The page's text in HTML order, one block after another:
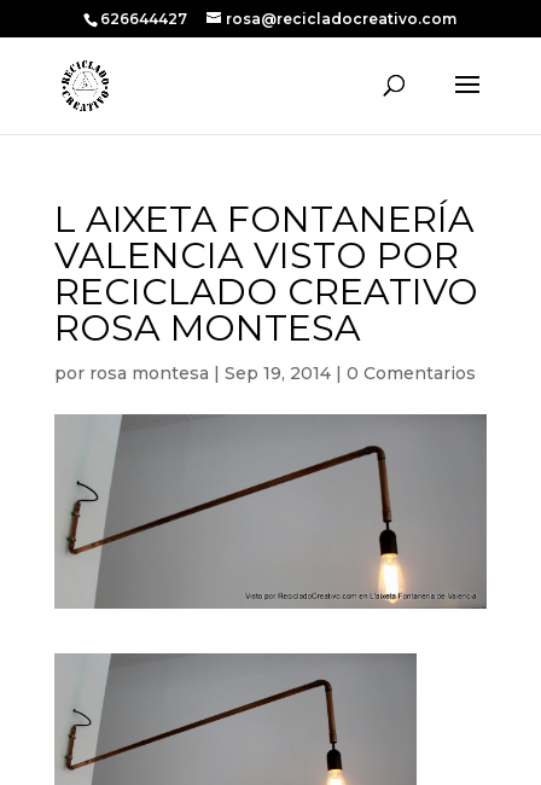
626644427 rosa@recicladocreativo.com
L AIXETA FONTANERÍA
VALENCIA VISTO POR
RECICLADO CREATIVO
ROSA MONTESA
por rosa montesa | Sep 19, 2014| 0 Comentarios